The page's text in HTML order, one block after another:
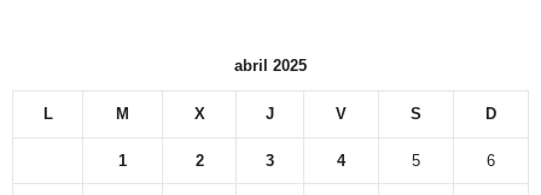
abril 2025
L M X J V S D
1 2 3 4 5 6